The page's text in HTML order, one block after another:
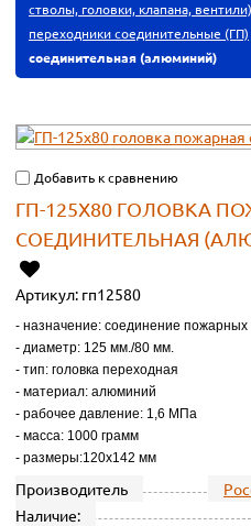
стволы, головки, клапана, вентили)
переходники соединительные (ГП)
соединительная (алюминий)
Добавить к сравнению
ГП-125Х80 ГОЛОВКА
СОЕДИНИТЕЛЬНАЯ
Артикул: гп12580
- назначение: соединение пожарных
- диаметр: 125 мм./80 мм.
- тип: головка переходная
- материал: алюминий
- рабочее давление: 1,6 МПа
- масса: 1000 грамм
- размеры:120х142 мм
Производитель
Наличие: